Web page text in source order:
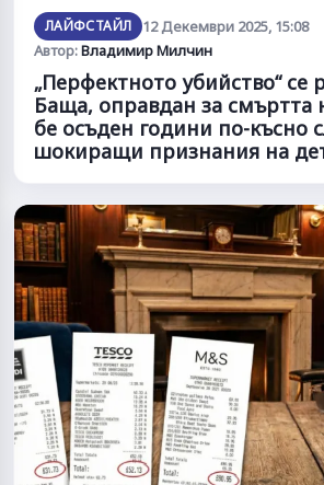
ЛАЙФСТАЙЛ
12 Декември 2025, 15:08
Автор:Владимир Милчин
„Перфектното убийство“ се
Баща, оправдан за смъртта
бе осъден години по-късно
шокиращи признания на